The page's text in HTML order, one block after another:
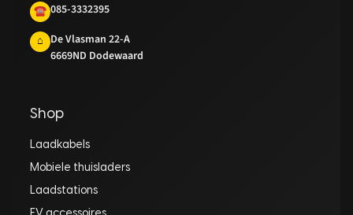
☎ 085-3332395
⌂
De Vlasman 22-A
6669ND Dodewaard
Shop
Laadkabels
Mobiele thuisladers
Laadstations